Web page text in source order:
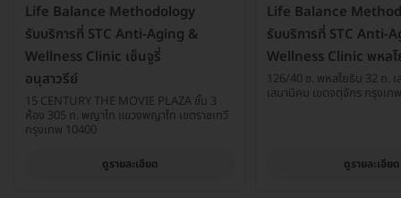
Life Balance Methodology
รับบริการที่ STC Anti-Aging &
Wellness Clinic เซ็นจูรี่
อนุสาวรีย์
15 CENTURY THE MOVIE PLAZA ชั้น 3
ห้อง 305 ถ. พญาไท แขวงพญาไท เขตราชเทวี
กรุงเทพ 10400
ดูรายละเอียด
Life Balance
รับบริการที่ STC Anti-
Wellness Clinic พหล
126/40 ซ. พหลโยธิน 32 ถ.
เสนานิคม เขตจตุจักร กรุงเ
ดูรายละเอียด